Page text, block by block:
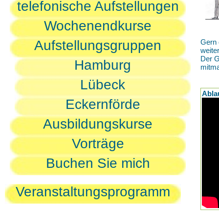
telefonische Aufstellungen
Wochenendkurse
Aufstellungsgruppen
Hamburg
Lübeck
Eckernförde
Ausbildungskurse
Vorträge
Buchen Sie mich
Veranstaltungsprogramm
Gern
Der